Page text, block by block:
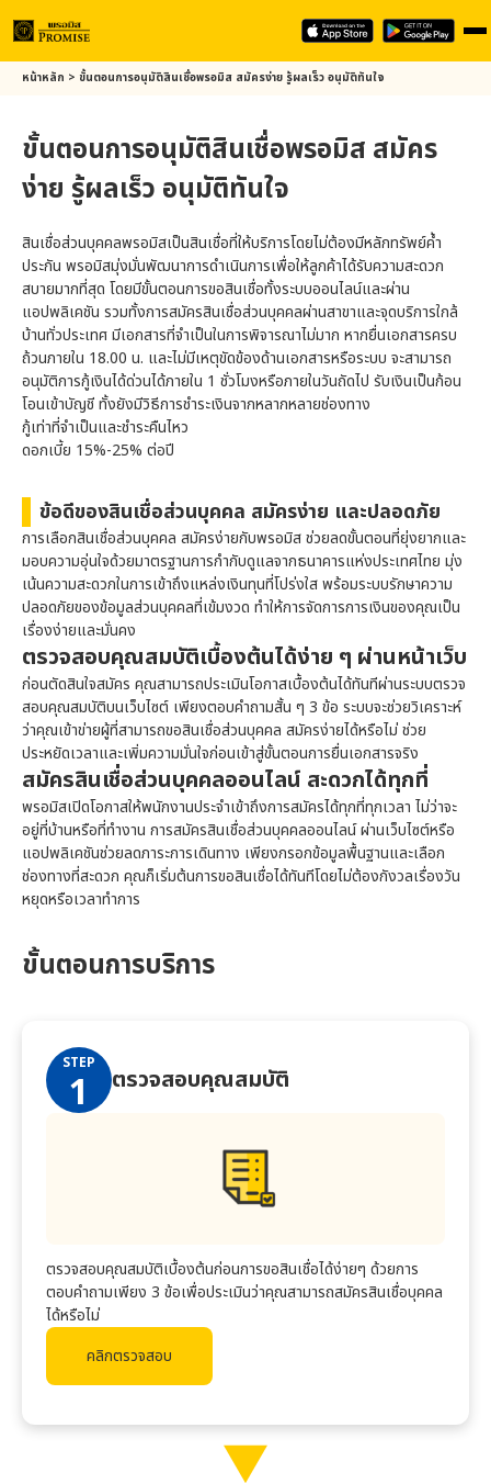
Skip
main
content
หน้าหลัก > ขั้นตอนการอนุมัติสินเชื่อพรอมิส สมัครง่าย รู้ผลเร็ว อนุมัติทันใจ
ขั้นตอนการอนุมัติสินเชื่อพรอมิส สมัคร
ง่าย รู้ผลเร็ว อนุมัติทันใจ
สินเชื่อส่วนบุคคลพรอมิสเป็นสินเชื่อที่ให้บริการโดยไม่ต้องมีหลักทรัพย์ค้ำ
ประกัน พรอมิสมุ่งมั่นพัฒนาการดำเนินการเพื่อให้ลูกค้าได้รับความสะดวก
สบายมากที่สุด โดยมีขั้นตอนการขอสินเชื่อทั้งระบบออนไลน์และผ่าน
แอปพลิเคชัน รวมทั้งการสมัครสินเชื่อส่วนบุคคลผ่านสาขาและจุดบริการใกล้
บ้านทั่วประเทศ มีเอกสารที่จำเป็นในการพิจารณาไม่มาก หากยื่นเอกสารครบ
ถ้วนภายใน 18.00 น. และไม่มีเหตุขัดข้องด้านเอกสารหรือระบบ จะสามารถ
อนุมัติการกู้เงินได้ด่วนได้ภายใน 1 ชั่วโมงหรือภายในวันถัดไป รับเงินเป็นก้อน
โอนเข้าบัญชี ทั้งยังมีวิธีการชำระเงินจากหลากหลายช่องทาง
กู้เท่าที่จำเป็นและชำระคืนไหว
ดอกเบี้ย 15%-25% ต่อปี
ข้อดีของสินเชื่อส่วนบุคคล สมัครง่าย และปลอดภัย
การเลือกสินเชื่อส่วนบุคคล สมัครง่ายกับพรอมิสช่วยลดขั้นตอนที่ยุ่งยากและ
มอบความอุ่นใจด้วยมาตรฐานการกำกับดูแลจากธนาคารแห่งประเทศไทย มุ่ง
เน้นความสะดวกในการเข้าถึงแหล่งเงินทุนที่โปร่งใส พร้อมระบบรักษาความ
ปลอดภัยของข้อมูลส่วนบุคคลที่เข้มงวด ทำให้การจัดการการเงินของคุณเป็น
เรื่องง่ายและมั่นคง
ตรวจสอบคุณสมบัติเบื้องต้นได้ง่าย ๆ ผ่านหน้าเว็บ
ก่อนตัดสินใจสมัคร คุณสามารถประเมินโอกาสเบื้องต้นได้ทันทีผ่านระบบตรวจ
สอบคุณสมบัติบนเว็บไซต์ เพียงตอบคำถามสั้น ๆ 3 ข้อ ระบบจะช่วยวิเคราะห์
ว่าคุณเข้าข่ายผู้ที่สามารถขอสินเชื่อส่วนบุคคล สมัครง่ายได้หรือไม่ ช่วย
ประหยัดเวลาและเพิ่มความมั่นใจก่อนเข้าสู่ขั้นตอนการยื่นเอกสารจริง
สมัครสินเชื่อส่วนบุคคลออนไลน์ สะดวกได้ทุกที่
พรอมิสเปิดโอกาสให้พนักงานประจำเข้าถึงการสมัครได้ทุกที่ทุกเวลา ไม่ว่าจะ
อยู่ที่บ้านหรือที่ทำงาน การสมัครสินเชื่อส่วนบุคคลออนไลน์ ผ่านเว็บไซต์หรือ
แอปพลิเคชันช่วยลดภาระการเดินทาง เพียงกรอกข้อมูลพื้นฐานและเลือก
ช่องทางที่สะดวก คุณก็เริ่มต้นการขอสินเชื่อได้ทันทีโดยไม่ต้องกังวลเรื่องวัน
หยุดหรือเวลาทำการ
ขั้นตอนการบริการ
STEP
1 ตรวจสอบคุณสมบัติ
ตรวจสอบคุณสมบัติเบื้องต้นก่อนการขอสินเชื่อได้ง่ายๆ ด้วยการ
ตอบคำถามเพียง 3 ข้อเพื่อประเมินว่าคุณสามารถสมัครสินเชื่อบุคคล
ได้หรือไม่
คลิกตรวจสอบ